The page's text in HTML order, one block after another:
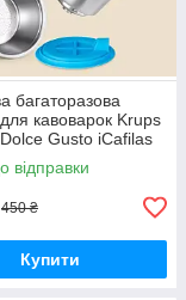
багаторазова
кавоварок Krups
Gusto iCafilas
відправки
450 ₴
Купити